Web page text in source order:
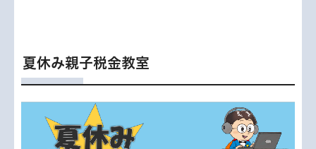
夏休み親子税金教室